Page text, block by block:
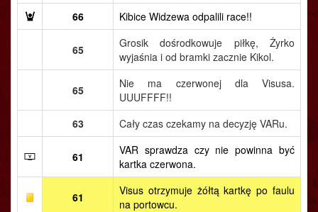
66
Kibice Widzewa odpalili race!!
65
Grosik dośrodkowuje piłkę, Żyrko
wyjaśnia i od bramki zacznie Kikol.
65
Nie ma czerwonej dla Visusa.
UUUFFFF!!
63
Cały czas czekamy na decyzję VARu.
61
VAR sprawdza czy nie powinna być
kartka czerwona.
61
Visus otrzymuje żółtą kartkę po faulu
na portowcu.